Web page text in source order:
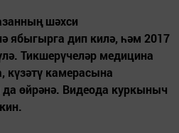
шәхси
ябыгырга дип килә, һәм 2017
Тикшерүчеләр медицина
күзәтү камерасына
өйрәнә. Видеода куркыныч